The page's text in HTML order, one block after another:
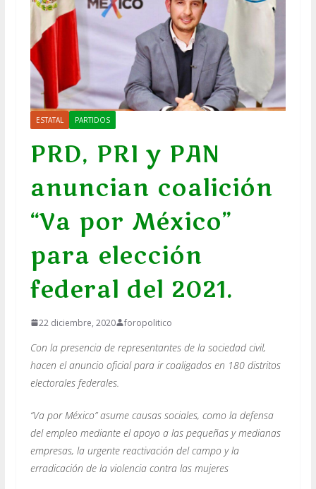
ESTATAL PARTIDOS
PRD, PRI y PAN
anuncian coalición
“Va por México”
para elección
federal del 2021.
22 diciembre, 2020 foropolitico
Con la presencia de representantes de la sociedad civil,
hacen el anuncio oficial para ir coaligados en 180 distritos
electorales federales.
“Va por México” asume causas sociales, como la defensa
del empleo mediante el apoyo a las pequeñas y medianas
empresas, la urgente reactivación del campo y la
erradicación de la violencia contra las mujeres